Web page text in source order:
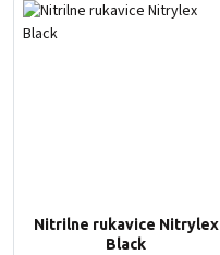
Nitrilne rukavice Nitrylex
Black